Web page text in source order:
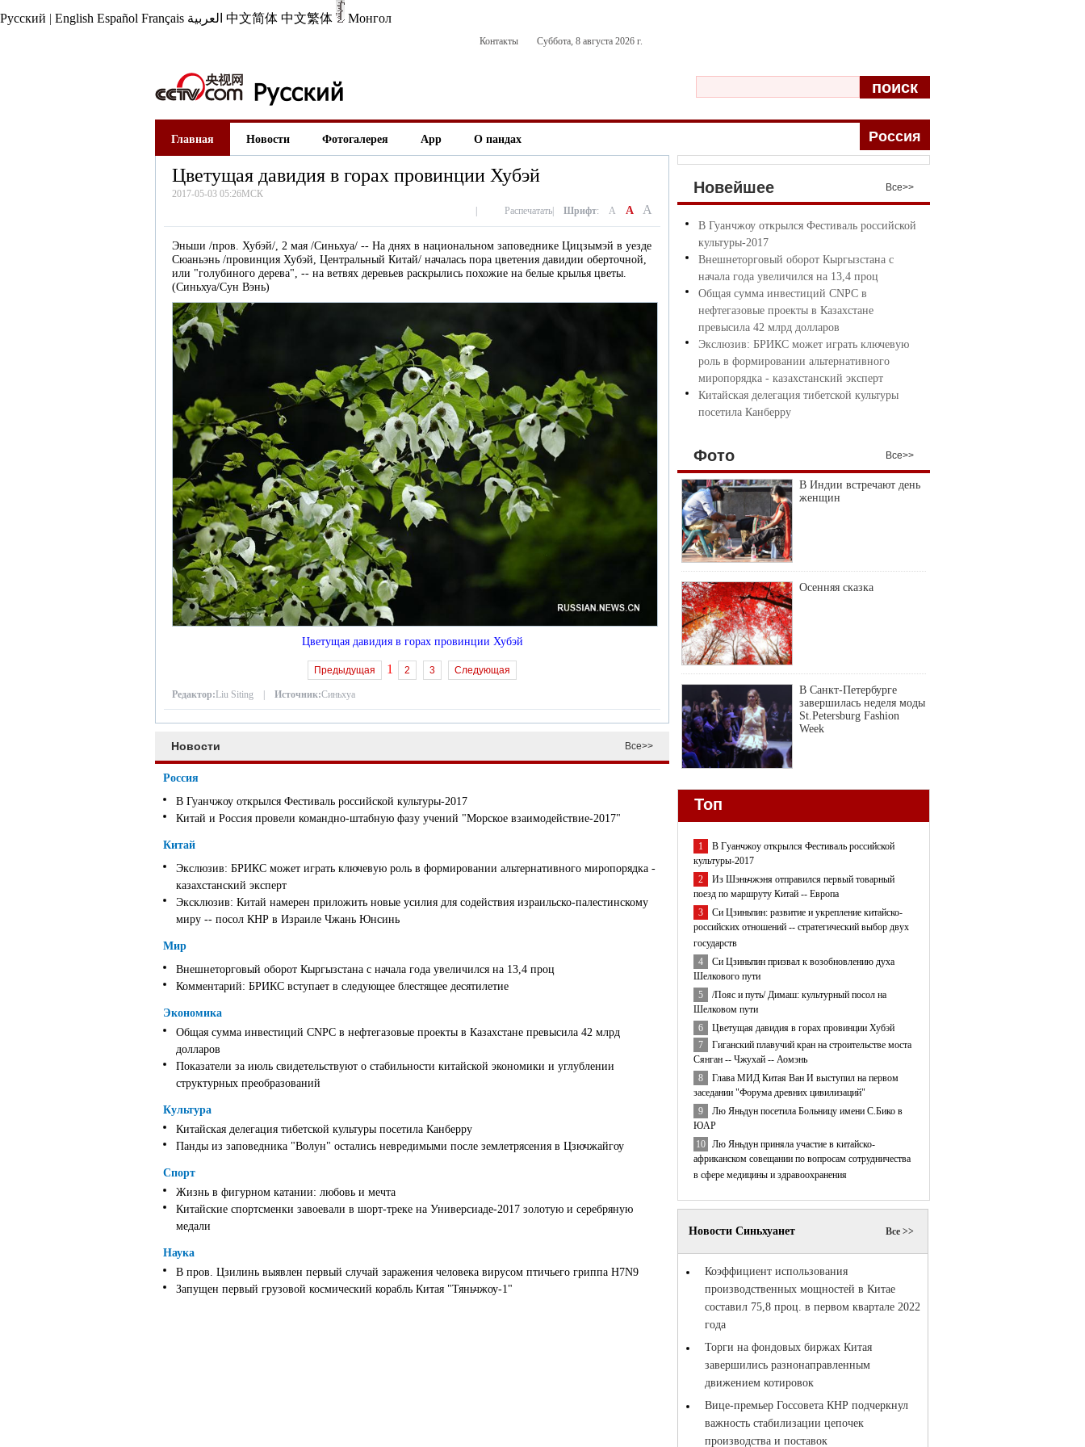
Русский | English Español Français العربية 中文简体 中文繁体 Монгол
Контакты Суббота, 8 августа 2026 г.
поиск
Главная Новости Фотогалерея App О пандах Pоccия
Цветущая давидия в горах провинции Хубэй
2017-05-03 05:26МСК
Распечатать Шрифт: A A A
Эньши /пров. Хубэй/, 2 мая /Синьхуа/ -- На днях в национальном заповеднике Цицзымэй в уезде
Сюаньэнь /провинция Хубэй, Центральный Китай/ началась пора цветения давидии оберточной,
или "голубиного дерева", -- на ветвях деревьев раскрылись похожие на белые крылья цветы.
(Синьхуа/Сун Вэнь)
Цветущая давидия в горах провинции Хубэй
Предыдущая 1 2 3 Следующая
Редактор:Liu Siting | Источник:Синьхуа
Новости Все>>
Россия
В Гуанчжоу открылся Фестиваль российской культуры-2017
Китай и Россия провели командно-штабную фазу учений "Морское взаимодействие-2017"
Китай
Экслюзив: БРИКС может играть ключевую роль в формировании альтернативного миропорядка -
казахстанский эксперт
Эксклюзив: Китай намерен приложить новые усилия для содействия израильско-палестинскому
миру -- посол КНР в Израиле Чжань Юнсинь
Мир
Внешнеторговый оборот Кыргызстана с начала года увеличился на 13,4 проц
Комментарий: БРИКС вступает в следующее блестящее десятилетие
Экономика
Общая сумма инвестиций CNPC в нефтегазовые проекты в Казахстане превысила 42 млрд
долларов
Показатели за июль свидетельствуют о стабильности китайской экономики и углублении
структурных преобразований
Культура
Китайская делегация тибетской культуры посетила Канберру
Панды из заповедника "Волун" остались невредимыми после землетрясения в Цзючжайгоу
Спорт
Жизнь в фигурном катании: любовь и мечта
Китайские спортсменки завоевали в шорт-треке на Универсиаде-2017 золотую и серебряную
медали
Наука
В пров. Цзилинь выявлен первый случай заражения человека вирусом птичьего гриппа H7N9
Запущен первый грузовой космический корабль Китая "Тяньчжоу-1"
Новейшее Bce>>
В Гуанчжоу открылся Фестиваль российской
культуры-2017
Внешнеторговый оборот Кыргызстана с
начала года увеличился на 13,4 проц
Общая сумма инвестиций CNPC в
нефтегазовые проекты в Казахстане
превысила 42 млрд долларов
Экслюзив: БРИКС может играть ключевую
роль в формировании альтернативного
миропорядка - казахстанский эксперт
Китайская делегация тибетской культуры
посетила Канберру
Фото Все>>
В Индии встречают день
женщин
Осенняя сказка
В Санкт-Петербурге
завершилась неделя моды
St.Petersburg Fashion
Week
Топ
1 В Гуанчжоу открылся Фестиваль российской
культуры-2017
2 Из Шэньчжэня отправился первый товарный
поезд по маршруту Китай -- Европа
3 Си Цзиньпин: развитие и укрепление китайско-
российских отношений -- стратегический выбор двух
государств
4 Си Цзиньпин призвал к возобновлению духа
Шелкового пути
5 /Пояс и путь/ Димаш: культурный посол на
Шелковом пути
6
Цветущая давидия в горах провинции Хубэй
7
Гиганский плавучий кран на строительстве моста
Сянган -- Чжухай -- Аомэнь
8 Глава МИД Китая Ван И выступил на первом
заседании "Форума древних цивилизаций"
9 Лю Яньдун посетила Больницу имени С.Бико в
ЮАР
10 Лю Яньдун приняла участие в китайско-
африканском совещании по вопросам сотрудничества
в сфере медицины и здравоохранения